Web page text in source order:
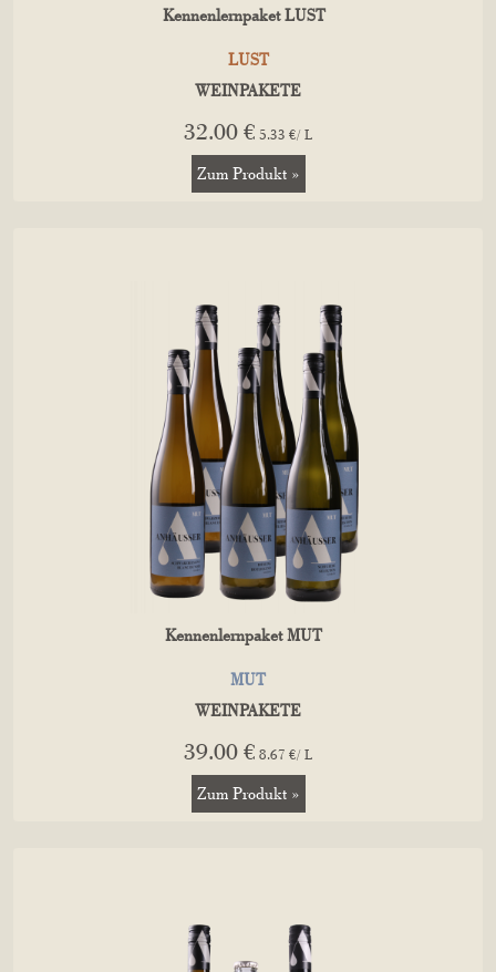
Kennenlernpaket LUST
LUST
WEINPAKETE
32.00 € 5.33 €/ L
Zum Produkt »
Kennenlernpaket MUT
MUT
WEINPAKETE
39.00 € 8.67 €/ L
Zum Produkt »